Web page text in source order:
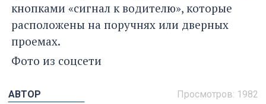
кнопками «сигнал к водителю», которые
расположены на поручнях или дверных
проемах.
Фото из соцсети
Просмотров: 1982
АВТОР